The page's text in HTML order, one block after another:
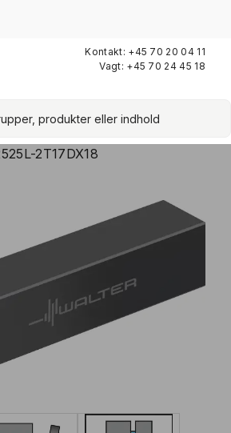
Kontakt: +45 70 20 04 11
Vagt: +45 70 24 45 18
produkter eller indhold
2T17DX18